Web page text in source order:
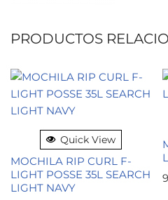
PRODUCTOS
Quick View
MOCHILA RIP CURL F-
LIGHT POSSE 35L SEARCH
LIGHT NAVY